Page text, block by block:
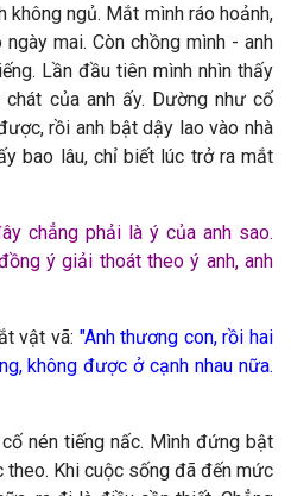
không ngủ. Mắt mình ráo hoảnh,
mai. Còn chồng mình - anh
Lần đầu tiên mình nhìn thấy
của anh ấy. Dường như cố
rồi anh bật dậy lao vào nhà
bao lâu, chỉ biết lúc trở ra mắt
chẳng phải là ý của anh sao.
ý giải thoát theo ý anh, anh
vật vã: "Anh thương con, rồi hai
không được ở cạnh nhau nữa.
nén tiếng nấc. Mình đứng bật
theo. Khi cuộc sống đã đến mức